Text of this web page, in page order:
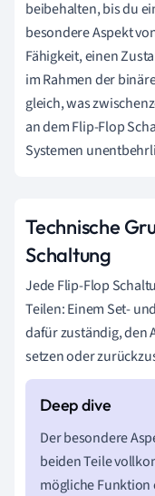
beibehalten, bis du
besondere Aspekt
Fähigkeit, einen
im Rahmen der
gleich, was
an dem Flip-Flop
Systemen
Technische
Schaltung
Jede Flip-Flop
Teilen: Einem Set-
dafür zuständig, den
setzen oder
Der besondere
beiden Teile
mögliche Funktion